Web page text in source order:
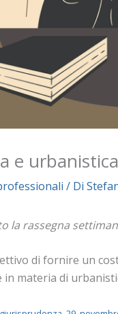
e
/ Di
la rassegna
di fornire un
in materia di